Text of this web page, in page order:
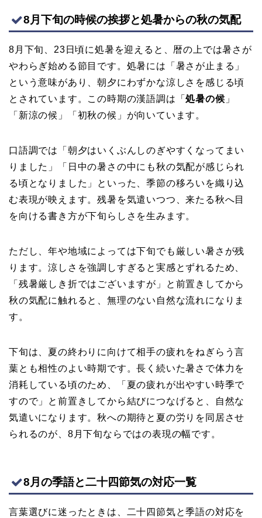
8月下旬の時候の挨拶と処暑からの秋の気配
8月下旬、23日頃に処暑を迎えると、暦の上では暑さが
やわらぎ始める節目です。処暑には「暑さが止まる」
という意味があり、朝夕にわずかな涼しさを感じる頃
とされています。この時期の漢語調は「処暑の候 」
「新涼の候」「初秋の候」が向いています。
口語調では「朝夕はいくぶんしのぎやすくなってまい
りました」「日中の暑さの中にも秋の気配が感じられ
る頃となりました」といった、季節の移ろいを織り込
む表現が映えます。残暑を気遣いつつ、来たる秋へ目
を向ける書き方が下旬らしさを生みます。
ただし、年や地域によっては下旬でも厳しい暑さが残
ります。涼しさを強調しすぎると実感とずれるため、
「残暑厳しき折ではございますが」と前置きしてから
秋の気配に触れると、無理のない自然な流れになりま
す。
下旬は、夏の終わりに向けて相手の疲れをねぎらう言
葉とも相性のよい時期です。長く続いた暑さで体力を
消耗している頃のため、「夏の疲れが出やすい時季で
すので」と前置きしてから結びにつなげると、自然な
気遣いになります。秋への期待と夏の労りを同居させ
られるのが、8月下旬ならではの表現の幅です。
8月の季語と二十四節気の対応一覧
言葉選びに迷ったときは、二十四節気と季語の対応を